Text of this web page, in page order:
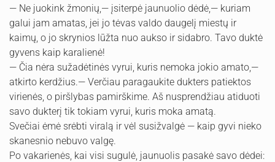
— Ne juokink žmonių,— įsiterpė jaunuolio dėdė,— kuriam
galui jam amatas, jei jo tėvas valdo daugelį miestų ir
kaimų, o jo skrynios lūžta nuo aukso ir sidabro. Tavo duktė
gyvens kaip karalienė!
— Čia nėra sužadėtinės vyrui, kuris nemoka jokio amato,—
atkirto kerdžius.— Verčiau paragaukite dukters patiektos
virienės, o piršlybas pamirškime. Aš nusprendžiau atiduoti
savo dukterį tik tokiam vyrui, kuris moka amatą.
Svečiai ėmė srėbti viralą ir vėl susižvalgė — kaip gyvi nieko
skanesnio nebuvo valgę.
Po vakarienės, kai visi sugulė, jaunuolis pasakė savo dėdei: